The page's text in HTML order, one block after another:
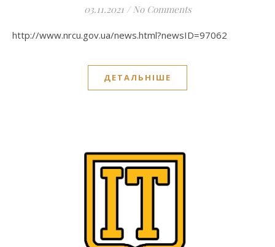
03.11.2021 / No Comments
http://www.nrcu.gov.ua/news.html?newsID=97062
ДЕТАЛЬНІШЕ